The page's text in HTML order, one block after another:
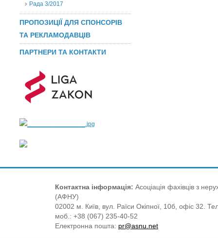
Рада 3/2017
ПРОПОЗИЦІЇ ДЛЯ СПОНСОРІВ
ТА РЕКЛАМОДАВЦІВ
ПАРТНЕРИ ТА КОНТАКТИ
Контактна інформація: Асоціація фахівців з
(АФНУ)
02002 м. Київ, вул. Раїси Окіпної, 10б, офіс 32.
моб.: +38 (067) 235-40-52
Електронна пошта: pr@asnu.net